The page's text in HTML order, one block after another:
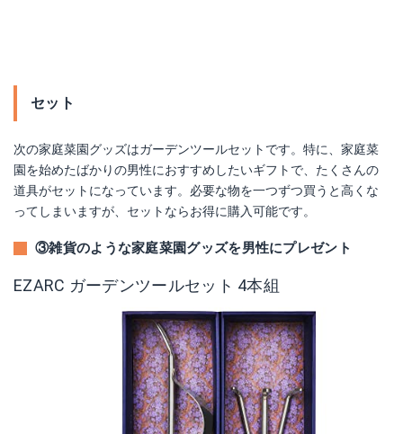
セット
次の家庭菜園グッズはガーデンツールセットです。特に、家庭菜
園を始めたばかりの男性におすすめしたいギフトで、たくさんの
道具がセットになっています。必要な物を一つずつ買うと高くな
ってしまいますが、セットならお得に購入可能です。
③雑貨のような家庭菜園グッズを男性にプレゼント
EZARC ガーデンツールセット 4本組